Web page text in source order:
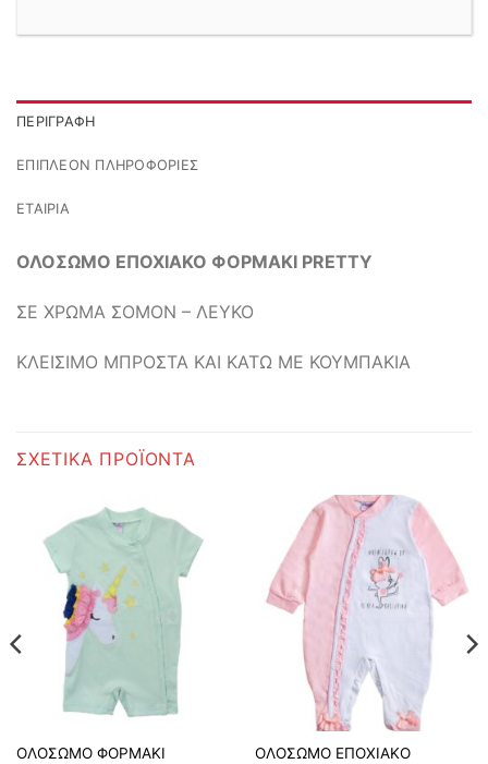
ΠΕΡΙΓΡΑΦΉ
ΕΠΙΠΛΈΟΝ ΠΛΗΡΟΦΟΡΊΕΣ
ΕΤΑΙΡΊΑ
ΟΛΟΣΩΜΟ ΕΠΟΧΙΑΚΟ ΦΟΡΜΑΚΙ PRETTY
ΣΕ ΧΡΩΜΑ ΣΟΜΟΝ – ΛΕΥΚΟ
ΚΛΕΙΣΙΜΟ ΜΠΡΟΣΤΑ ΚΑΙ ΚΑΤΩ ΜΕ ΚΟΥΜΠΑΚΙΑ
ΣΧΕΤΙΚΆ ΠΡΟΪΌΝΤΑ
ΟΛΟΣΩΜΟ ΦΟΡΜΑΚΙ
ΟΛΟΣΩΜΟ ΕΠΟΧΙΑΚΟ